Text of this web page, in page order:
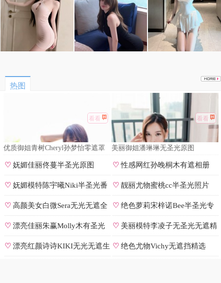
热图
看看
优质御姐青树Cheryl孙梦怡零遮罩
看看
美丽御姐潘琳琳无圣光原图
♡妩媚佳丽佟蔓半圣光原图 ♡性感网红孙晚桐木有遮相册
♡妩媚模特陈宇曦Niki半圣光番
号
♡ 靓丽尤物蜜桃cc半圣光照片
♡高颜美女白微Sera无光无遮全
集
♡ 绝色萝莉宋梓诺Bee半圣光专
辑
♡漂亮佳丽朱赢Molly木有圣光
原图
♡ 美丽模特李凌子无圣光无遮精
选
♡漂亮红颜诗诗KIKI无光无遮生 ♡ 绝色尤物Vichy无遮挡精选